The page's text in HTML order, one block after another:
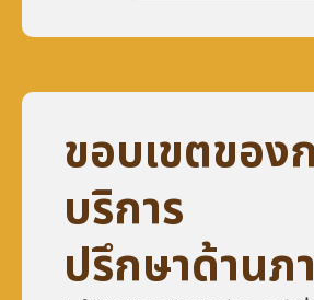
ขอบเขตของ
บริการ
ปรึกษาด้านภ